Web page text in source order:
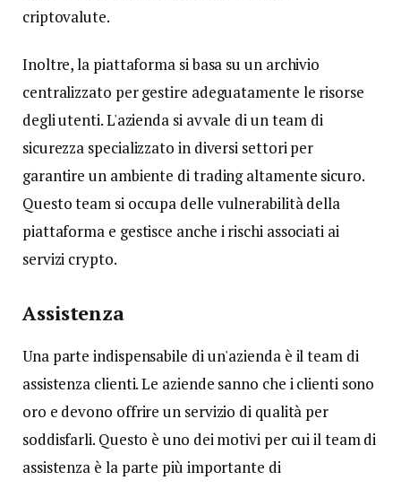
criptovalute.
Inoltre, la piattaforma si basa su un archivio
centralizzato per gestire adeguatamente le risorse
degli utenti. L'azienda si avvale di un team di
sicurezza specializzato in diversi settori per
garantire un ambiente di trading altamente sicuro.
Questo team si occupa delle vulnerabilità della
piattaforma e gestisce anche i rischi associati ai
servizi crypto.
Assistenza
Una parte indispensabile di un'azienda è il team di
assistenza clienti. Le aziende sanno che i clienti sono
oro e devono offrire un servizio di qualità per
soddisfarli. Questo è uno dei motivi per cui il team di
assistenza è la parte più importante di